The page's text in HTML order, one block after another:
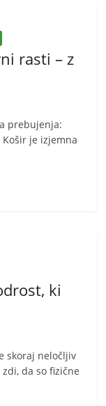
rasti – z
prebujenja:
je izjemna
ki
skoraj neločljiv
da so fizične